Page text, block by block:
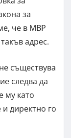
за
че в МВР
адрес.
съществува
следва да
му като
директно го